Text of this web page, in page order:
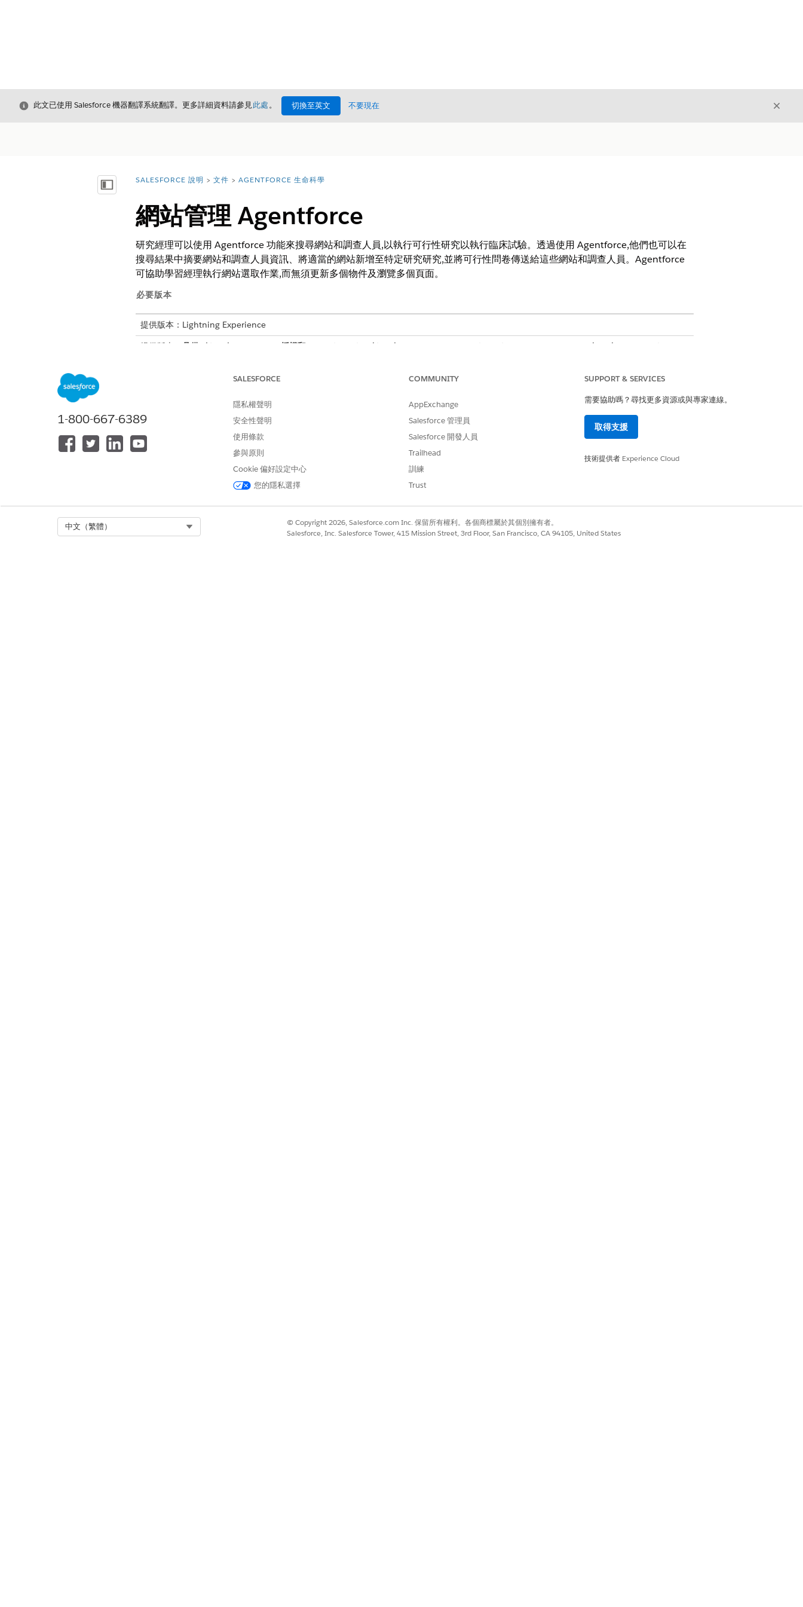
結束
此文已使用 Salesforce 機器翻譯系統翻譯。更多詳細資料請參見此處。 切換至英文 不要現在 結束
顯示目錄 您位於此處：
SALESFORCE 說明 文件 AGENTFORCE 生命科學
網站管理 Agentforce
研究經理可以使用 Agentforce 功能來搜尋網站和調查人員,以執行可行性研究以執行臨床試驗。透過使用 Agentforce,他們也可以在
搜尋結果中摘要網站和調查人員資訊、將適當的網站新增至特定研究研究,並將可行性問卷傳送給這些網站和調查人員。Agentforce
可協助學習經理執行網站選取作業,而無須更新多個物件及瀏覽多個頁面。
必要版本
提供版本：Lightning Experience
提供版本：
具備 Life Sciences Cloud 授權和 Agentforce for Life Sciences Cloud、Agentforce for Employee Agent、Einstein GPT Platform、
網站選取的 Agentforce 主題
「網站選取協助工作人員」主題可協助現場可行性負責人和臨床研究經理識別適合執行臨床試驗的網站。主題包含八個工作人員動作。
網站選取的 Agentforce 動作
「網站管理」會將某些標準工作人員動作與「網站選取協助工作人員」主題配套。
Salesforce 提供預先建立的流程,可在「網站管理」功能中自動化網站選取工作。您可以自訂這些流程,以簡化您的網站選取流程。
設定網站選取的 Agentforce
當您使用引導式設定來設定網站管理功能時,請針對網站選取設定 Agentforce。這可確保所有必要的設定和組態都正確對齊,以增強網站選取流程。
使用 Agentforce 透過將可行性評估傳送至網站和調查者,以完成搜尋網站和調查者的基本網站選取工作。使用 Agentforce 功能來進行網站管理,減
少手動介入來更新各種物件和在畫面之間跳轉。
1-800-667-6389
SALESFORCE
隱私權聲明
安全性聲明
使用條款
參與原則
Cookie 偏好設定中心
您的隱私選擇
COMMUNITY
AppExchange
Salesforce 管理員
Salesforce 開發人員
Trailhead
訓練
Trust
SUPPORT & SERVICES
需要協助嗎？尋找更多資源或與專家連線。
取得支援
技術提供者 Experience Cloud
中文（繁體）
© Copyright 2026, Salesforce.com Inc. 保留所有權利。各個商標屬於其個別擁有者。
Salesforce, Inc. Salesforce Tower, 415 Mission Street, 3rd Floor, San Francisco, CA 94105, United States